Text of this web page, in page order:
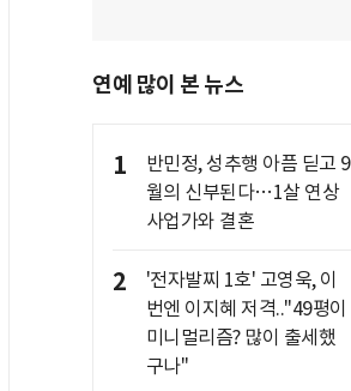
연예 많이 본 뉴스
1
반민정, 성추행 아픔 딛고 9
월의 신부된다…1살 연상
사업가와 결혼
2
'전자발찌 1호' 고영욱, 이
번엔 이지혜 저격.."49평이
미니멀리즘? 많이 출세했
구나"